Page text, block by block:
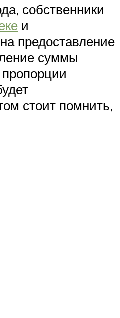
собственники
и
предоставление
суммы
стоит помнить,